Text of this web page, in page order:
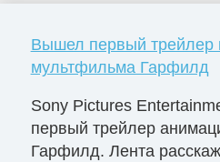
Вышел первый трейлер
мультфильма Гарфилд
Sony Pictures
первый трейлер
Гарфилд. Лента